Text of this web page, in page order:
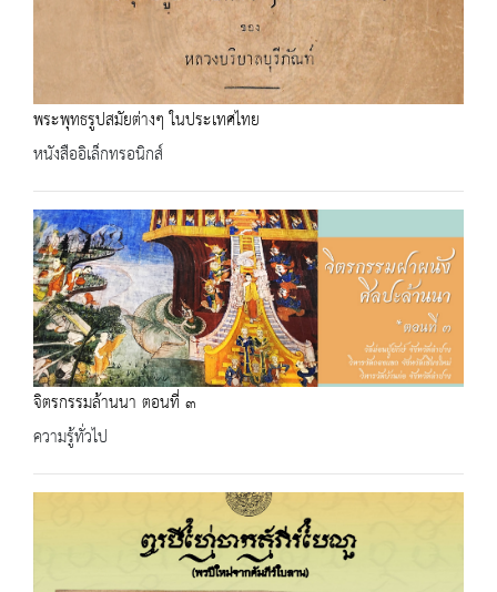
พระพุทธรูปสมัยต่างๆ ในประเทศไทย
หนังสืออิเล็กทรอนิกส์
จิตรกรรมล้านนา ตอนที่ ๓
ความรู้ทั่วไป